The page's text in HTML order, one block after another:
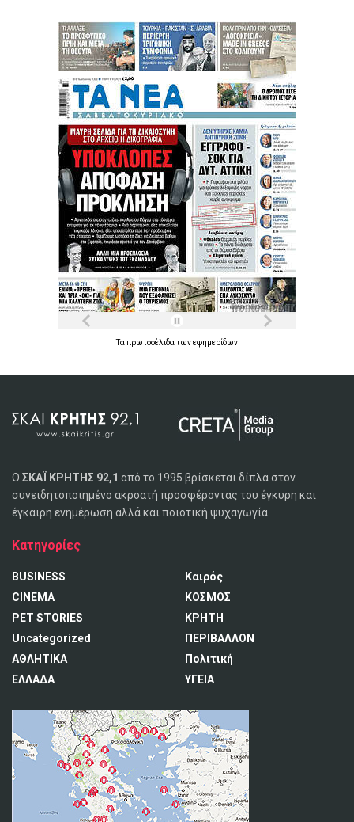
Τα πρωτοσέλιδα τωνεφημερίδων
Ο ΣΚΑΪ ΚΡΗΤΗΣ 92,1 από το 1995 βρίσκεται δίπλα στον
συνειδητοποιημένο ακροατή προσφέροντας του έγκυρη και
έγκαιρη ενημέρωση αλλά και ποιοτική ψυχαγωγία.
Κατηγορίες
BUSINESS
CINEMA
PET STORIES
Uncategorized
ΑΘΛΗΤΙΚΑ
ΕΛΛΑΔΑ
Καιρός
ΚΟΣΜΟΣ
ΚΡΗΤΗ
ΠΕΡΙΒΑΛΛΟΝ
Πολιτική
ΥΓΕΙΑ